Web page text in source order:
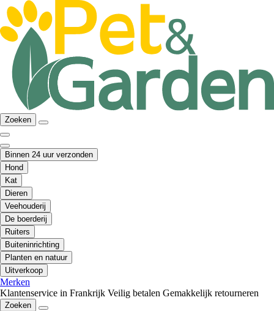
Zoeken
Binnen 24 uur verzonden
Hond
Kat
Dieren
Veehouderij
De boerderij
Ruiters
Buiteninrichting
Planten en natuur
Uitverkoop
Merken
Klantenservice in Frankrijk Veilig betalen Gemakkelijk retourneren
Zoeken